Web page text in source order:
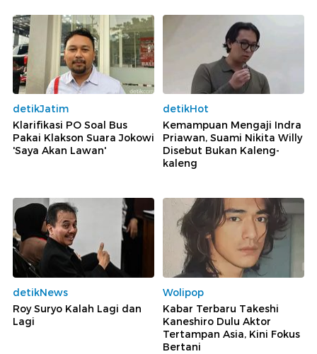
detikJatim
Klarifikasi PO Soal Bus
Pakai Klakson Suara Jokowi
'Saya Akan Lawan'
detikHot
Kemampuan Mengaji Indra
Priawan, Suami Nikita Willy
Disebut Bukan Kaleng-
kaleng
detikNews
Roy Suryo Kalah Lagi dan
Lagi
Wolipop
Kabar Terbaru Takeshi
Kaneshiro Dulu Aktor
Tertampan Asia, Kini Fokus
Bertani